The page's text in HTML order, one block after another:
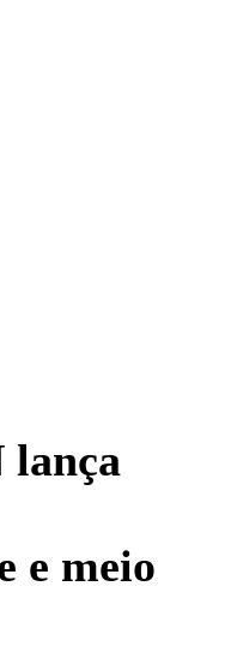
lança
e meio